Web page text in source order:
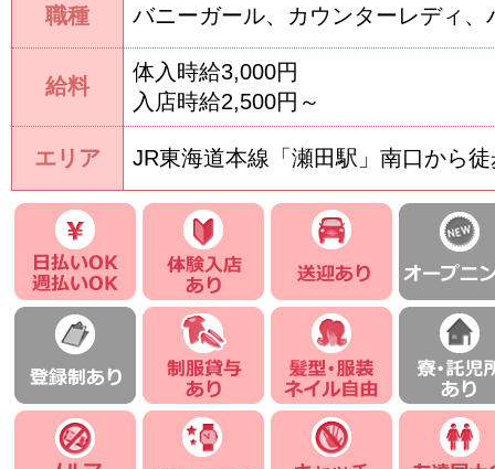
職種 バニーガール、カウンターレディ、
給料
体入時給3,000円
入店時給2,500円～
エリア JR東海道本線「瀬田駅」南口から